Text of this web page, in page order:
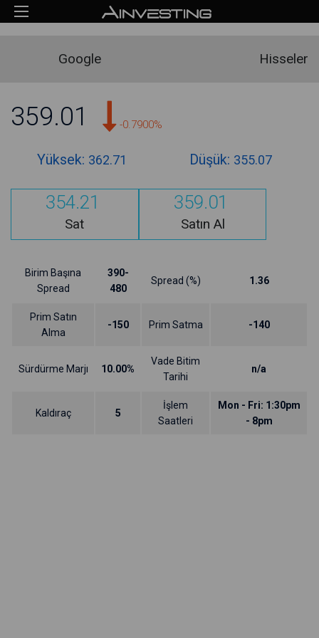
Google Hisseler
359.01 -0.7900%
Yüksek: 362.71 Düşük: 355.07
354.21
Sat
359.01
Satın Al
Birim Başına
Spread
390-
480
Spread (%) 1.36
Prim Satın
Alma
-150 Prim Satma -140
Sürdürme Marjı 10.00%
Vade Bitim
Tarihi
n/a
Kaldıraç 5
İşlem
Saatleri
Mon - Fri: 1:30pm
- 8pm